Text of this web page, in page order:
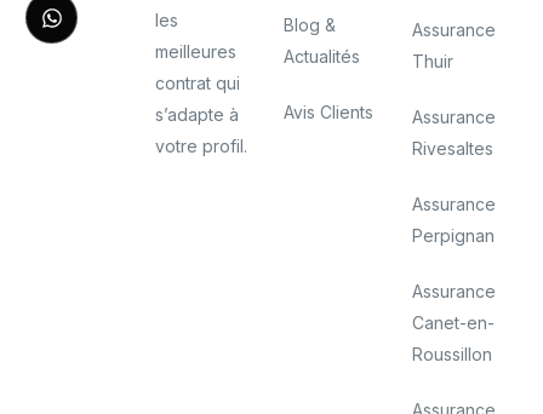
les
meilleures
contrat qui
s’adapte à
votre profil.
Blog &
Actualités
Avis Clients
Assurance
Thuir
Assurance
Rivesaltes
Assurance
Perpignan
Assurance
Canet-en-
Roussillon
Assurance